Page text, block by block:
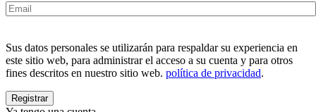
Sus datos personales se utilizarán para respaldar su experiencia en
este sitio web, para administrar el acceso a su cuenta y para otros
fines descritos en nuestro sitio web. política de privacidad.